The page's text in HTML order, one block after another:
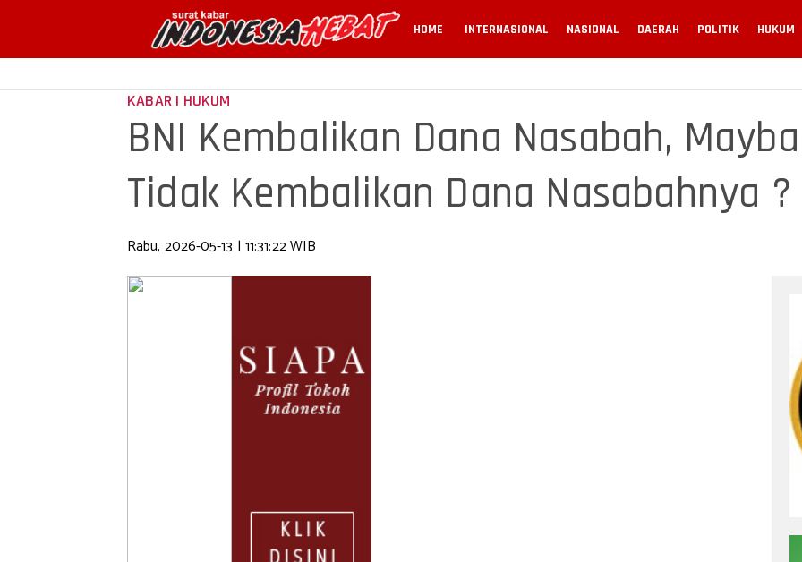
HOME INTERNASIONAL NASIONAL DAERAH POLITIK HUKUM
KABAR | HUKUM
BNI Kembalikan Dana Nasabah,
Tidak Kembalikan Dana Nasabahnya ?
Rabu, 2026-05-13 | 11:31:22 WIB